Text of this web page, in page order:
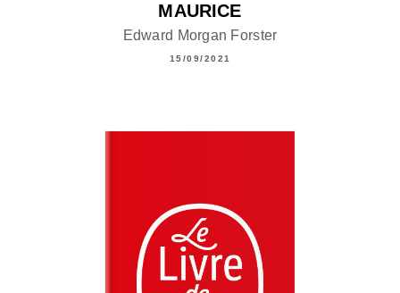
MAURICE
Edward Morgan Forster
15/09/2021